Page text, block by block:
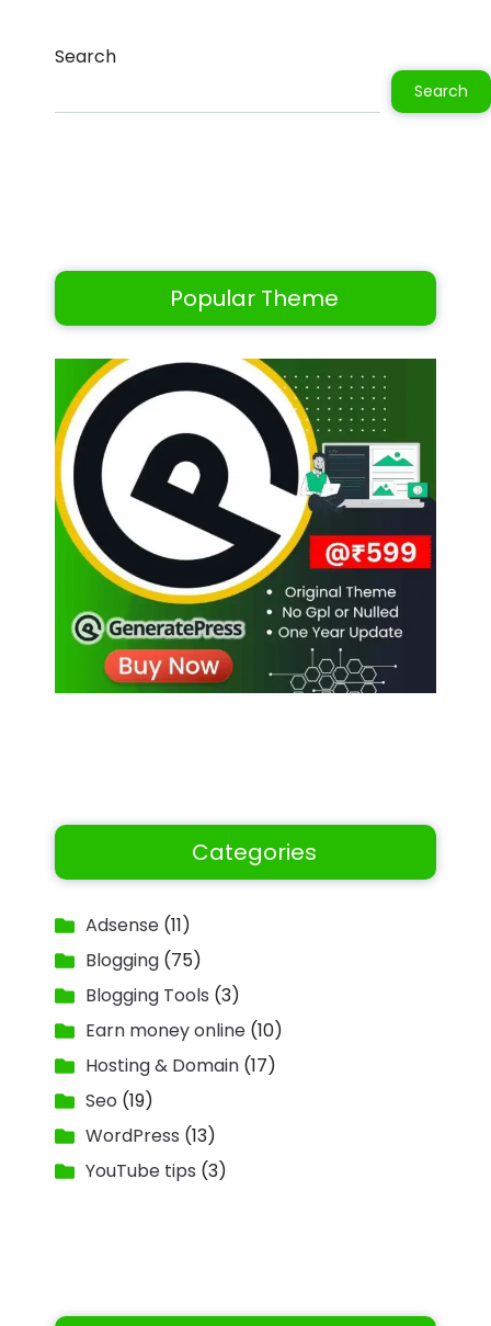
Search
Search
Popular Theme
Categories
Adsense (11)
Blogging (75)
Blogging Tools (3)
Earn money online (10)
Hosting & Domain (17)
Seo (19)
WordPress (13)
YouTube tips (3)